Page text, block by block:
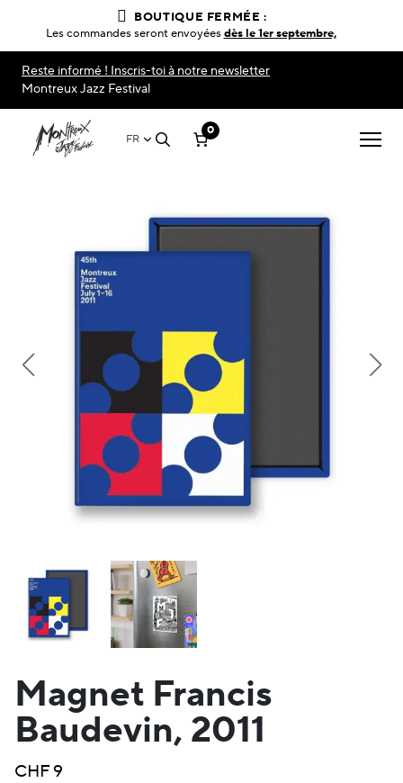
Reste informé ! Inscris-toi à notre newsletter
Montreux Jazz Festival
FR
0
Magnet Francis
Baudevin, 2011
CHF9
BOUTIQUE FERMÉE :
Les commandes seront envoyéesdès le 1er septembre,